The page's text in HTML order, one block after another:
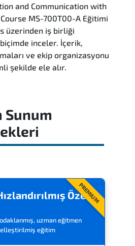
and Communication with
MS-700T00-A Eğitimi
üzerinden iş birliği
inceler. İçerik,
ve ekip organizasyonu
şekilde ele alır.
Sunum
PREMIUM
Özel
uzman eğitmen
eğitim